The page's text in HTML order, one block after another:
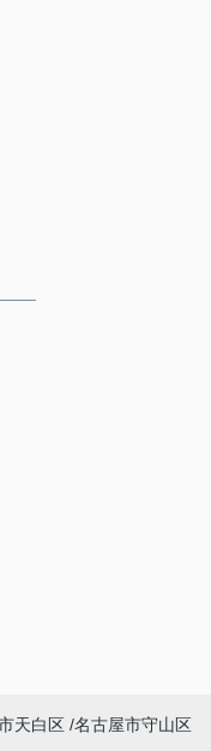
天白区 名古屋市守山区